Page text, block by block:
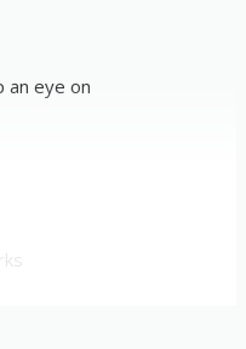
an eye on